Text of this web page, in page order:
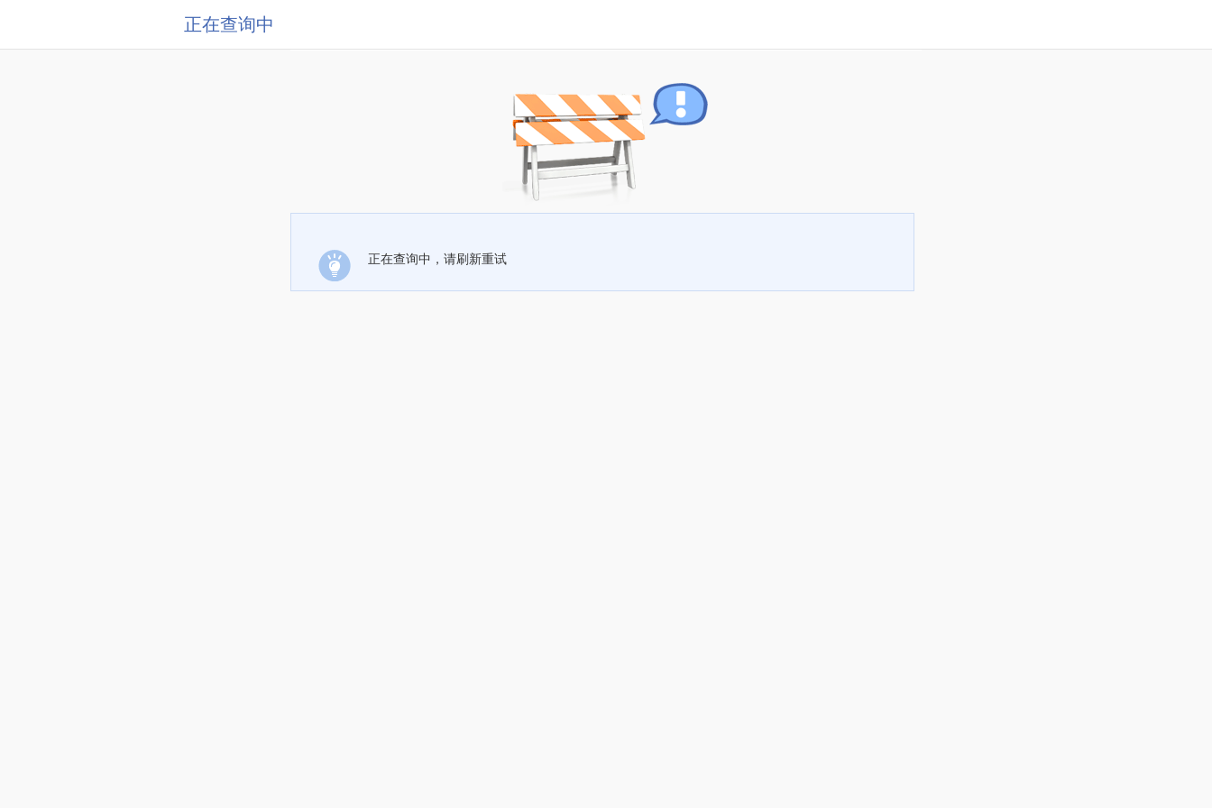
正在查询中
正在查询中，请刷新重试